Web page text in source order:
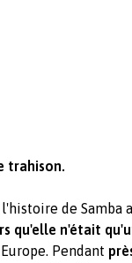
trahison.
l'histoire de Samba
qu'elle n'était
Pendant